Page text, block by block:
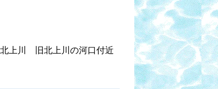
上川 旧北上川の河口付近